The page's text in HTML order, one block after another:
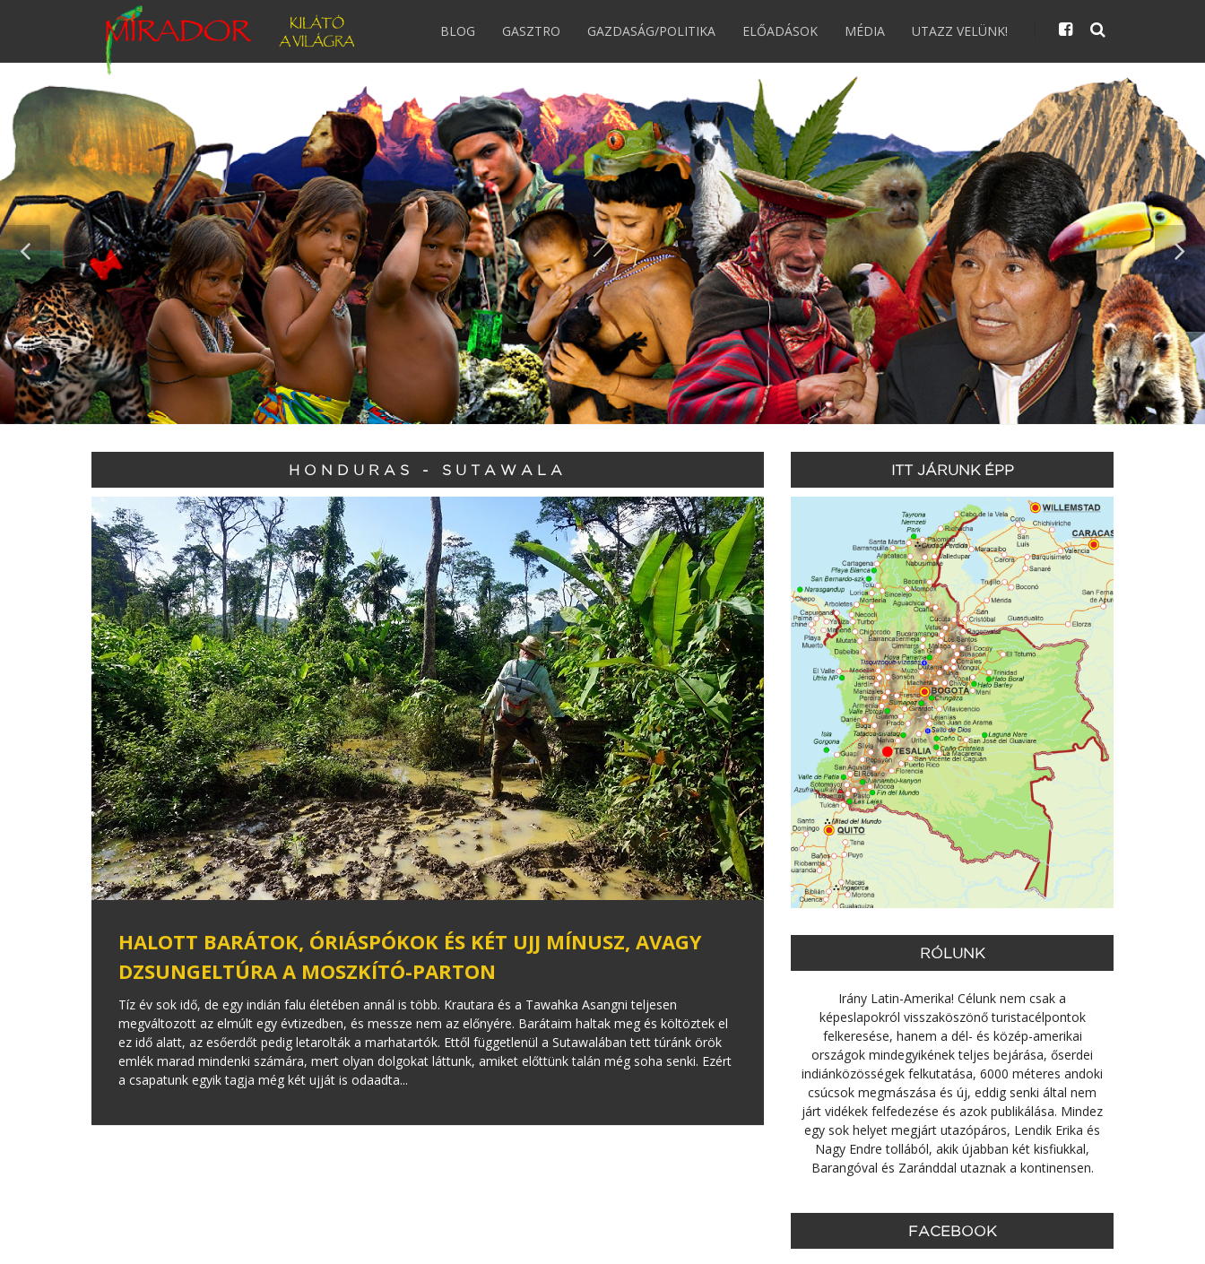
BLOG GASZTRO GAZDASÁG/POLITIKA ELŐADÁSOK MÉDIA UTAZZ VELÜNK!
HONDURAS - SUTAWALA
HALOTT BARÁTOK, ÓRIÁSPÓKOK ÉS KÉT UJJ MÍNUSZ, AVAGY
DZSUNGELTÚRA A MOSZKÍTÓ-PARTON
Tíz év sok idő, de egy indián falu életében annál is több. Krautara és a Tawahka Asangni teljesen
megváltozott az elmúlt egy évtizedben, és messze nem az előnyére. Barátaim haltak meg és költöztek el
ez idő alatt, az esőerdőt pedig letarolták a marhatartók. Ettől függetlenül a Sutawalában tett túránk örök
emlék marad mindenki számára, mert olyan dolgokat láttunk, amiket előttünk talán még soha senki. Ezért
a csapatunk egyik tagja még két ujját is odaadta...
ITT JÁRUNK ÉPP
RÓLUNK
Irány Latin-Amerika! Célunk nem csak a
képeslapokról visszaköszönő turistacélpontok
felkeresése, hanem a dél- és közép-amerikai
országok mindegyikének teljes bejárása, őserdei
indiánközösségek felkutatása, 6000 méteres andoki
csúcsok megmászása és új, eddig senki által nem
járt vidékek felfedezése és azok publikálása. Mindez
egy sok helyet megjárt utazópáros, Lendik Erika és
Nagy Endre tollából, akik újabban két kisfiukkal,
Barangóval és Zaránddal utaznak a kontinensen.
FACEBOOK